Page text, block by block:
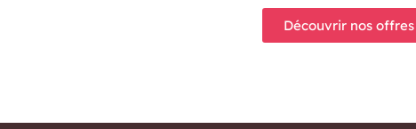
Découvrir nos